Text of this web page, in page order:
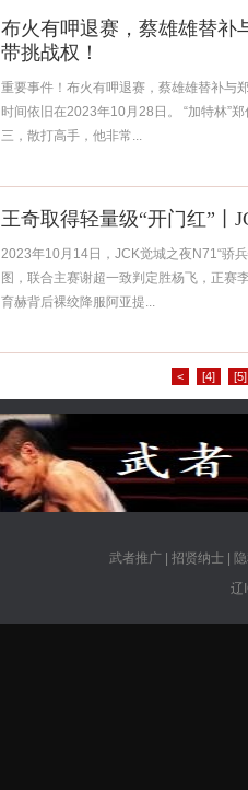
布火有呷退赛，蔡雄雄替补
带挑战权！
重要事件！布火有呷退赛，蔡雄雄替补与
时间依旧在2023年10月28日。 “加特林”
三，散打高手，他非常...
王奇取得轻量级“开门红”丨
2023年10月14日，JCK觉城之夜N71“骄
图，联合主赛谢超一致判定胜杨飞，正赛
育赫背后裸绞降服阿亚提...
< [4] [5]
武者推广| 招贤纳士|
辽